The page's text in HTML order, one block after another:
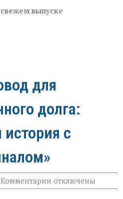
выпуске
для
долга:
с
Комментарии к
записи
отключены